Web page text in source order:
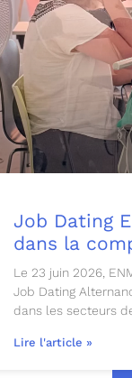
Job Dating
dans la
Le 23 juin 2026,
Job Dating
dans les secteurs
Lire l'article »